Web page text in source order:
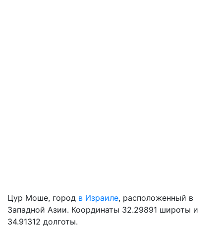
Цур Моше, город в Израиле, расположенный в
Западной Азии. Координаты 32.29891 широты и
34.91312 долготы.